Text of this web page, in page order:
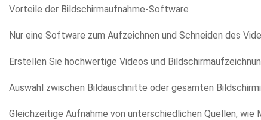
Vorteile der Bildschirmaufnahme-Software
Nur eine Software zum Aufzeichnen und Schneiden des
Erstellen Sie hochwertige Videos und
Auswahl zwischen Bildauschnitte oder gesamten
Gleichzeitige Aufnahme von unterschiedlichen Quellen, wie